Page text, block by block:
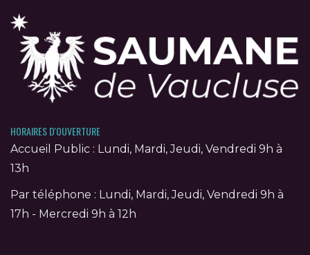
HORAIRES D'OUVERTURE
Accueil Public : Lundi, Mardi, Jeudi, Vendredi 9h à
13h
Par téléphone : Lundi, Mardi, Jeudi, Vendredi 9h à
17h - Mercredi 9h à 12h